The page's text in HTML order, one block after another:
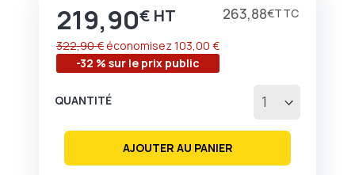
Prix
219,90€ 263,88€
-32 % sur le prix public
322,90 € économisez103,00 €
QUANTITÉ
AJOUTER AU PANIER
d’images